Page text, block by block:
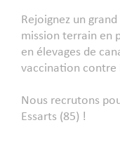
Rejoignez un
mission terrain en
en élevages de
vaccination contre
Nous recrutons
Essarts (85) !